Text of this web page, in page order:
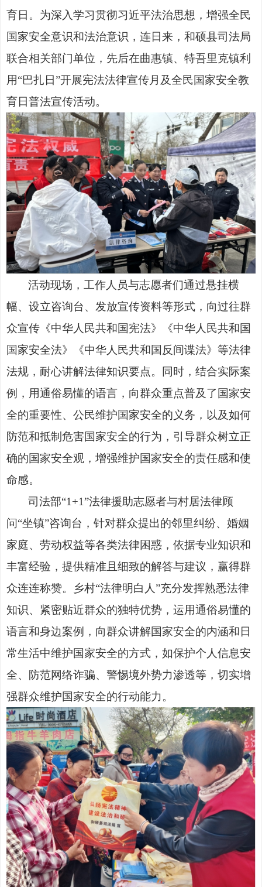
育日。为深入学习贯彻习近平法治思想，增强全民
国家安全意识和法治意识，连日来，和硕县司法局
联合相关部门单位，先后在曲惠镇、特吾里克镇利
用“巴扎日”开展宪法法律宣传月及全民国家安全教
育日普法宣传活动。
活动现场，工作人员与志愿者们通过悬挂横
幅、设立咨询台、发放宣传资料等形式，向过往群
众宣传《中华人民共和国宪法》《中华人民共和国
国家安全法》《中华人民共和国反间谍法》等法律
法规，耐心讲解法律知识要点。同时，结合实际案
例，用通俗易懂的语言，向群众重点普及了国家安
全的重要性、公民维护国家安全的义务，以及如何
防范和抵制危害国家安全的行为，引导群众树立正
确的国家安全观，增强维护国家安全的责任感和使
命感。
司法部“1+1”法律援助志愿者与村居法律顾
问“坐镇”咨询台，针对群众提出的邻里纠纷、婚姻
家庭、劳动权益等各类法律困惑，依据专业知识和
丰富经验，提供精准且细致的解答与建议，赢得群
众连连称赞。乡村“法律明白人”充分发挥熟悉法律
知识、紧密贴近群众的独特优势，运用通俗易懂的
语言和身边案例，向群众讲解国家安全的内涵和日
常生活中维护国家安全的方式，如保护个人信息安
全、防范网络诈骗、警惕境外势力渗透等，切实增
强群众维护国家安全的行动能力。